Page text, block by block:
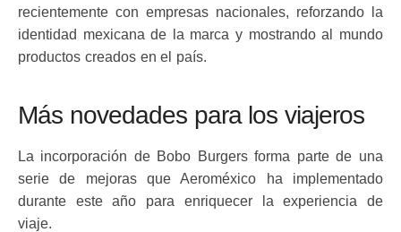
recientemente con empresas nacionales, reforzando la
identidad mexicana de la marca y mostrando al mundo
productos creados en el país.
Más novedades para los viajeros
La incorporación de Bobo Burgers forma parte de una
serie de mejoras que Aeroméxico ha implementado
durante este año para enriquecer la experiencia de
viaje.